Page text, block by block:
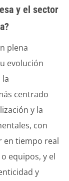
y el sector
plena
evolución
la
centrado
y la
con
en tiempo real
equipos, y el
y